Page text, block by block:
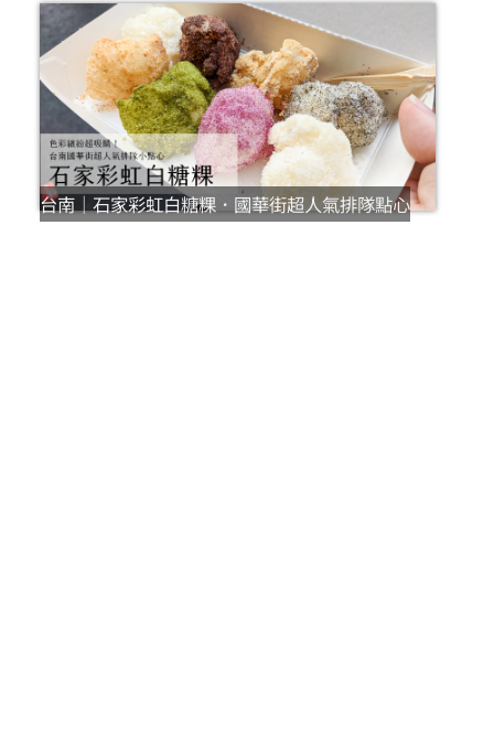
台南｜石家彩虹白糖粿．國華街超人氣排隊點心